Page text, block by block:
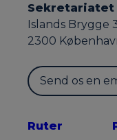
Sekretariatet
Islands Brygge
2300
Send os en
Ruter